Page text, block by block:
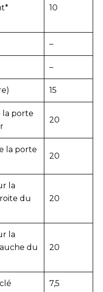
10
–
–
15
la porte
20
la porte
20
la
du
20
la
du
20
7,5